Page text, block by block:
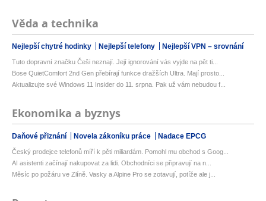
Věda a technika
Nejlepší chytré hodinky Nejlepší telefony Nejlepší VPN – srovnání
Tuto dopravní značku Češi neznají. Její ignorování vás vyjde na pět ti...
Bose QuietComfort 2nd Gen přebírají funkce dražších Ultra. Mají prosto...
Aktualizujte své Windows 11 Insider do 11. srpna. Pak už vám nebudou f...
Ekonomika a byznys
Daňové přiznání Novela zákoníku práce Nadace EPCG
Český prodejce telefonů míří k pěti miliardám. Pomohl mu obchod s Goog...
AI asistenti začínají nakupovat za lidi. Obchodníci se připravují na n...
Měsíc po požáru ve Zlíně. Vasky a Alpine Pro se zotavují, potíže ale j...